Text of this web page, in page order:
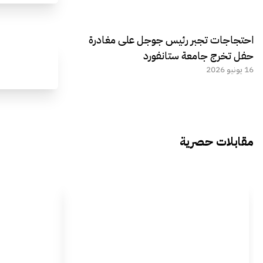
احتجاجات تجبر رئيس جوجل على مغادرة
حفل تخرج جامعة ستانفورد
16 يونيو 2026
مقابلات حصرية